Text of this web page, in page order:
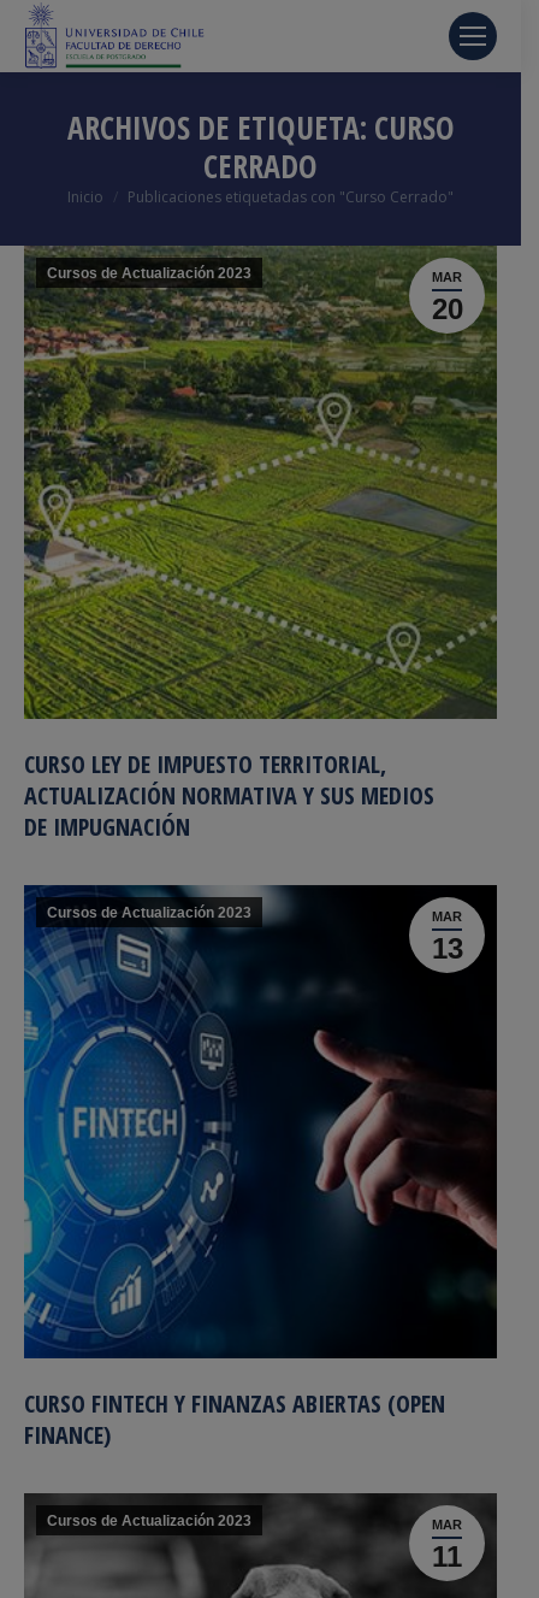
ARCHIVOS DE ETIQUETA: CURSO
CERRADO
Estás aquí:
Inicio Publicaciones etiquetadas con "Curso Cerrado"
MAR
20
Cursos de Actualización 2023
CURSO LEY DE IMPUESTO TERRITORIAL,
ACTUALIZACIÓN NORMATIVA Y SUS MEDIOS
DE IMPUGNACIÓN
MAR
13
Cursos de Actualización 2023
CURSO FINTECH Y FINANZAS ABIERTAS (OPEN
FINANCE)
MAR
11
Cursos de Actualización 2023